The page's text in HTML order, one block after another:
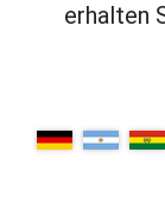
erhalten